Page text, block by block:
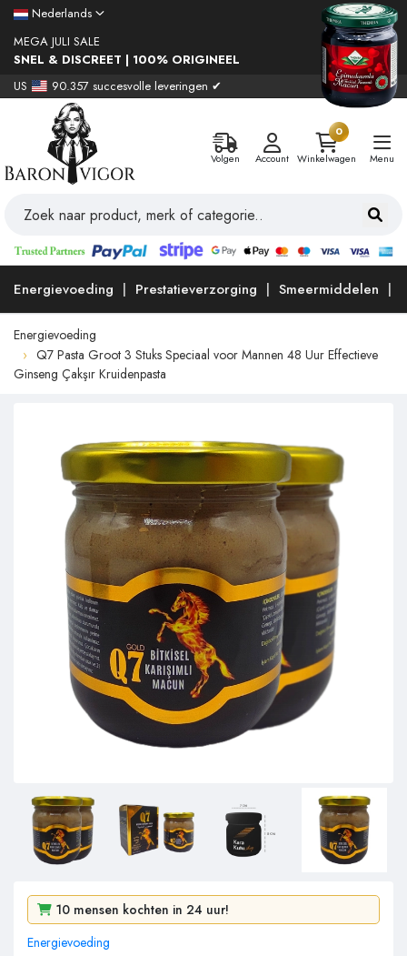
Nederlands
MEGA JULI SALE
SNEL & DISCREET | 100% ORIGINEEL
US
90.357 succesvolle leveringen ✔
Volgen Account
0
Winkelwagen
Menu
Energievoeding Prestatieverzorging Smeermiddelen
Energievoeding
Q7 Pasta Groot 3 Stuks Speciaal voor Mannen 48 Uur Effectieve
Ginseng Çakşır Kruidenpasta
10 mensen kochten in 24 uur!
123 mensen bekeken het in 2 dagen!
Energievoeding